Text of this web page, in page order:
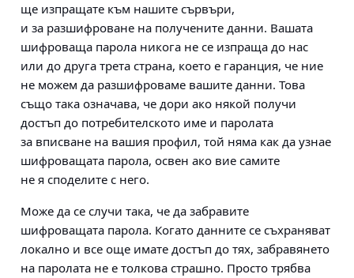
ще изпращате към нашите сървъри,
и за разшифроване на получените данни. Вашата
шифроваща парола никога не се изпраща до нас
или до друга трета страна, което е гаранция, че ние
не можем да разшифроваме вашите данни. Това
също така означава, че дори ако някой получи
достъп до потребителското име и паролата
за вписване на вашия профил, той няма как да узнае
шифроващата парола, освен ако вие самите
не я споделите с него.
Може да се случи така, че да забравите
шифроващата парола. Когато данните се съхраняват
локално и все още имате достъп до тях, забравянето
на паролата не е толкова страшно. Просто трябва